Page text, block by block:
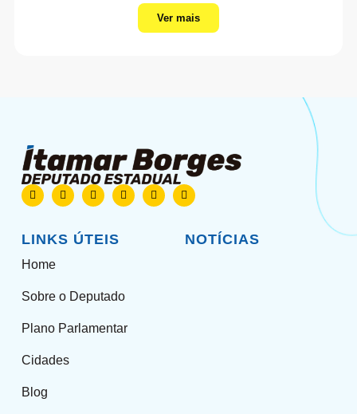
Ver mais
LINKS ÚTEIS
Home
Sobre o Deputado
Plano Parlamentar
Cidades
Blog
NOTÍCIAS